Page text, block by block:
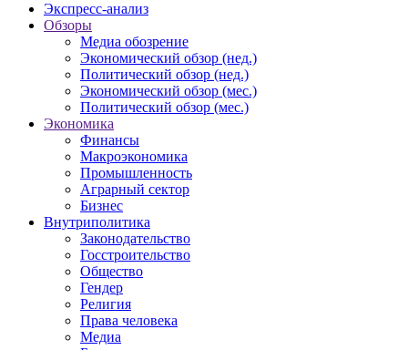
Экспресс-анализ
Обзоры
Медиа обозрение
Экономический обзор (нед.)
Политический обзор (нед.)
Экономический обзор (мес.)
Политический обзор (мес.)
Экономика
Финансы
Макроэкономика
Промышленность
Аграрный сектор
Бизнес
Внутриполитика
Законодательство
Госстроительство
Общество
Гендер
Религия
Права человека
Медиа